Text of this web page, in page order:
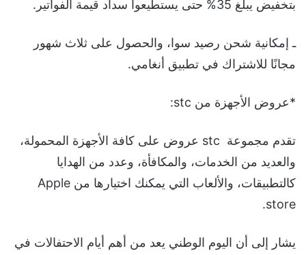
بتخفيض يبلغ 35% حتى يستطيعوا سداد قيمة الفواتير.
ـ إمكانية شحن رصيد سوا، والحصول على ثلاث شهور
مجانًا للاشتراك في تطبيق أنغامي.
*عروض الأجهزة من stc:
تقدم مجموعة stc عروض على كافة الأجهزة المحمولة،
والعديد من الخدمات، والمكافأة، وعدد من الهدايا
كالتطبيقات، والألعاب التي يمكنك اختيارها من Apple
store.
يشار إلى أن اليوم الوطني يعد من أهم أيام الاحتفالات في